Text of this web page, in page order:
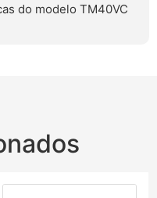
do modelo TM40VC